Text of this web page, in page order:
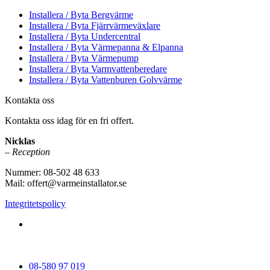
Installera / Byta Bergvärme
Installera / Byta Fjärrvärmeväxlare
Installera / Byta Undercentral
Installera / Byta Värmepanna & Elpanna
Installera / Byta Värmepump
Installera / Byta Varmvattenberedare
Installera / Byta Vattenburen Golvvärme
Kontakta oss
Kontakta oss idag för en fri offert.
Nicklas
– Reception
Nummer: 08-502 48 633
Mail: offert@varmeinstallator.se
Integritetspolicy
08-580 97 019